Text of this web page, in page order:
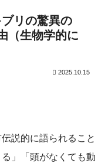
リの驚異の
（生物学的に
2025.10.15
説的に語られること
」「頭がなくても動